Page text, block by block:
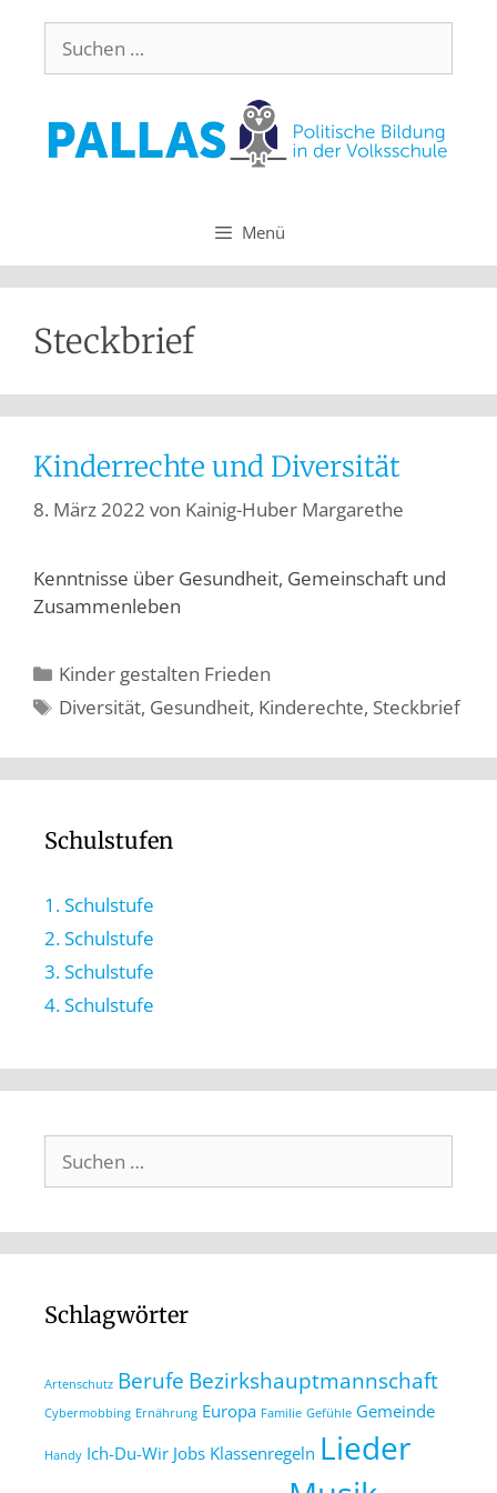
Menü
Steckbrief
Kinderrechte und Diversität
8. März 2022 von Kainig-Huber Margarethe
Kenntnisse über Gesundheit, Gemeinschaft und
Zusammenleben
Kinder gestalten Frieden
Diversität, Gesundheit, Kinderechte, Steckbrief
Schulstufen
1. Schulstufe
2. Schulstufe
3. Schulstufe
4. Schulstufe
Schlagwörter
Artenschutz Berufe Bezirkshauptmannschaft
Cybermobbing Ernährung Europa Familie Gefühle Gemeinde
Handy Ich-Du-Wir Jobs Klassenregeln Lieder